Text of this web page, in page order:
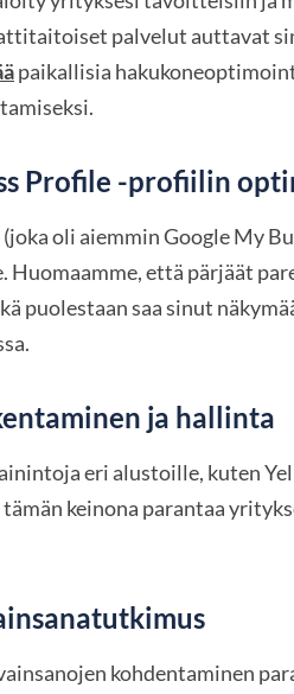
palvelut auttavat
paikallisia
Profile -profiilin
oli aiemmin Google My
Huomaamme, että pärjäät
puolestaan saa sinut
ja hallinta
eri alustoille, kuten
tämän keinona parantaa
kohdentaminen